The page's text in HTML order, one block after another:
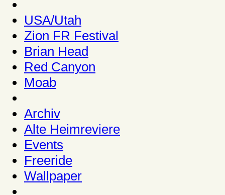
USA/Utah
Zion FR Festival
Brian Head
Red Canyon
Moab
Archiv
Alte Heimreviere
Events
Freeride
Wallpaper